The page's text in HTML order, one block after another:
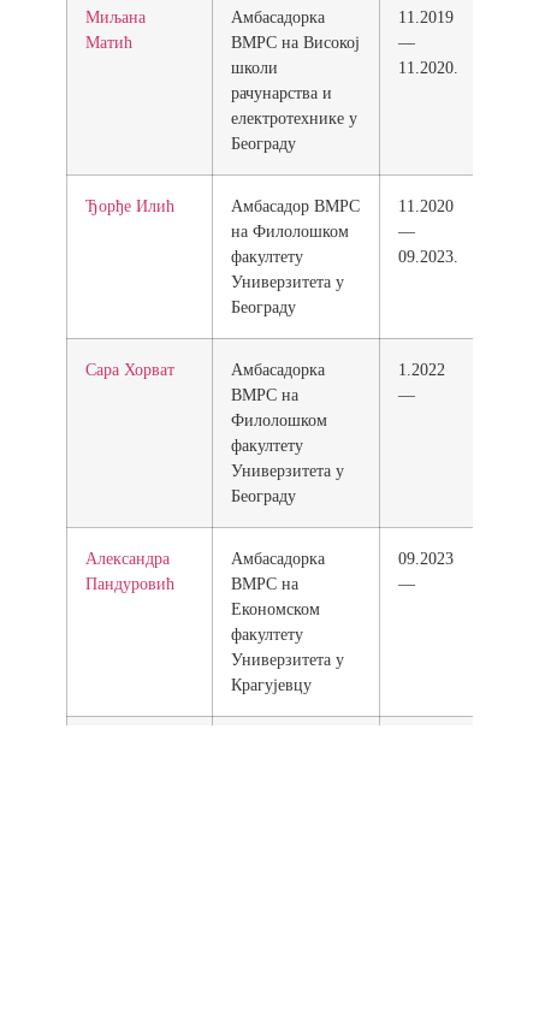
Миљана
Матић
Амбасадорка
ВМРС на Високој
школи
рачунарства и
електротехнике у
Београду
11.2019
—
11.2020.
Ђорђе Илић
Амбасадор ВМРС
на Филолошком
факултету
Универзитета у
Београду
11.2020
—
09.2023.
Сара Хорват
Амбасадорка
ВМРС на
Филолошком
факултету
Универзитета у
Београду
1.2022
—
Александра
Пандуровић
Амбасадорка
ВМРС на
Економском
факултету
Универзитета у
Крагујевцу
09.2023
—